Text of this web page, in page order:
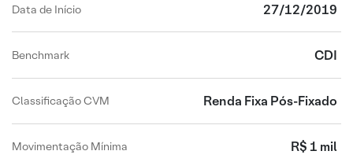
Data de Início 27/12/2019
Benchmark CDI
Classificação CVM Renda Fixa Pós-Fixado
Movimentação Mínima R$ 1 mil